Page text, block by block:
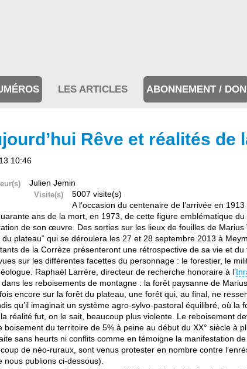
LES ARTICLES ABONNEMENT / DON
Rêve et réalités de
10:46
Julien Jemin
Visite(s)
5007 visite(s)
A l’occasion du centenaire de l’arrivée en
ans de la mort, en 1973, de cette figure emblématique
de son œuvre. Des sorties sur les lieux de fouilles de Marius
plateau“ qui se déroulera les 27 et 28 septembre 2013 à
de la Corrèze présenteront une rétrospective de sa vie et du
sur les différentes facettes du personnage : le forestier, le
Raphaël Larrère, directeur de recherche honoraire à l’
les reboisements de montagne : la forêt paysanne de Marius
encore sur la forêt du plateau, une forêt qui, au final, ne
qu’il imaginait un système agro-sylvo-pastoral équilibré, où la
réalité fut, on le sait, beaucoup plus violente. Le reboisement
du territoire de 5% à peine au début du XX° siècle à
sans heurts ni conflits comme en témoigne la manifestation
de néo-ruraux, sont venus protester en nombre contre
nous publions ci-dessous).